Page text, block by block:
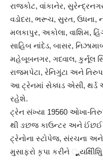
રાજકોટ, વાંકાનેર,
વડોદરા, ભરૂચ, સુરત,
મલકાપુર, અકોલા, વાશિમ,
સાહિબ નાંદેડ, બાસર,
મહેબૂબનગર, ગદવાલ, કુર્નૂલ
રાજમપેટા, રેનિગુંટા અને
આ ટ્રેનમાં સેક્ધડ એસી, થર્ડ
રહેશે.
ટ્રેન સંખ્યા 19560 ઓખા-
થી ઙછજ કાઉન્ટર અને
ટ્રેનોના સ્ટોપેજ, સંરચના અને
મુસાફરો કૃપા કરીને